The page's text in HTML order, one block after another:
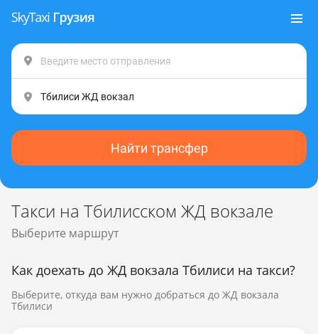
Найти трансфер
Такси на Тбилисском ЖД вокзале
Выберите маршрут
Как доехать до ЖД вокзала Тбилиси на такси?
Выберите, откуда вам нужно добраться до ЖД вокзала
Тбилиси